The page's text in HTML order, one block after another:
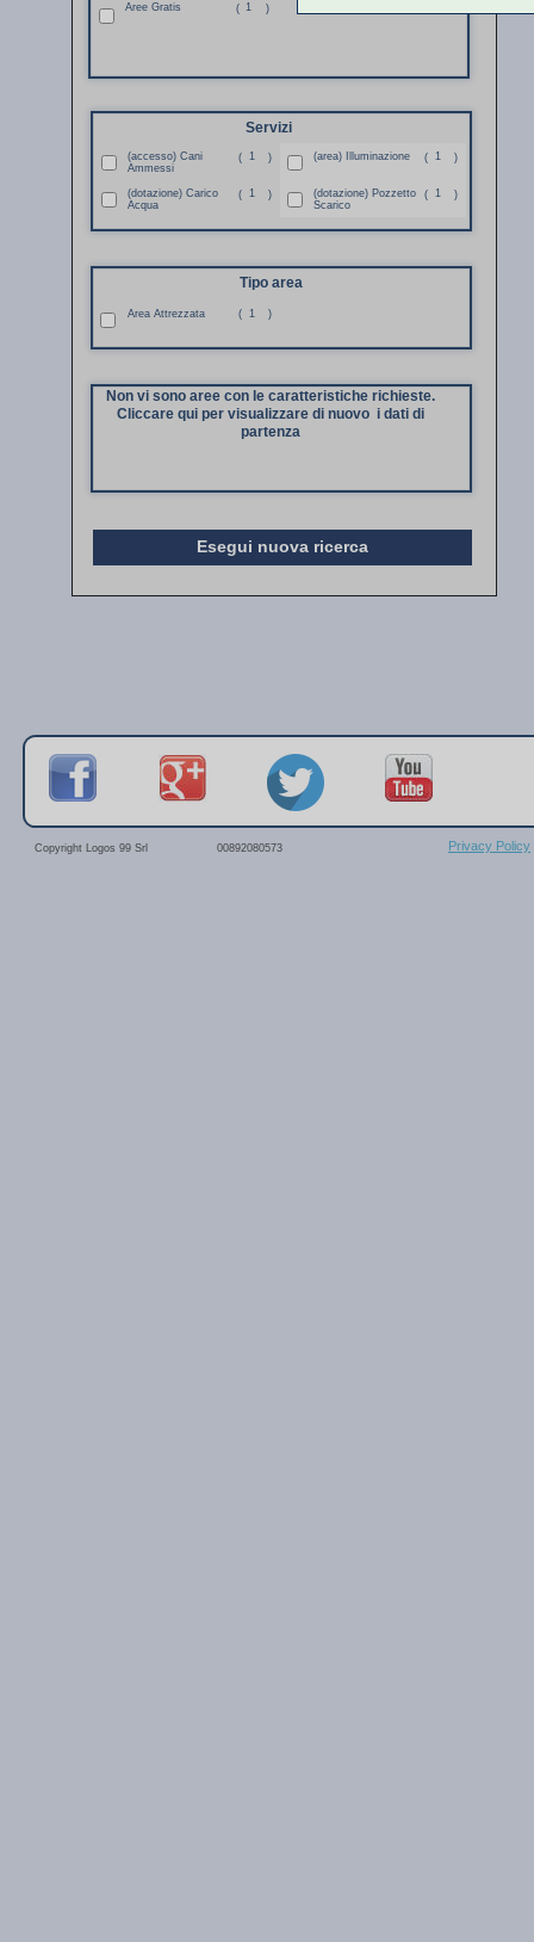
Copyright Logos 99 Srl 00892080573 Privacy Policy
( 1 )
Aree Gratis
Servizi
(accesso) Cani
Ammessi
( 1 ) (area) Illuminazione ( 1 )
(dotazione) Carico
Acqua
( 1 )
(dotazione) Pozzetto
Scarico
( 1 )
Tipo area
Area Attrezzata ( 1 )
Non vi sono aree con le caratteristiche richieste.
Cliccare qui per visualizzare di nuovo i dati di
partenza
Esegui nuova ricerca